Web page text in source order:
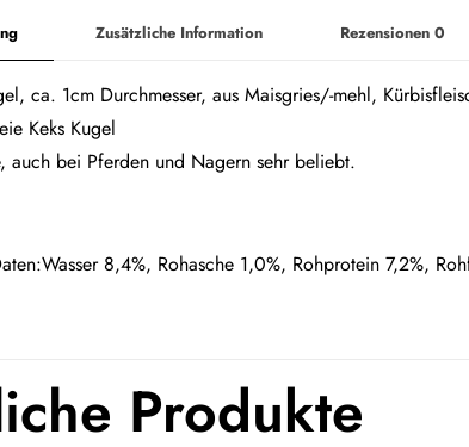
Zusätzliche Information Rezensionen 0
ca. 1cm Durchmesser, aus Maisgries/-mehl,
Keks Kugel
auch bei Pferden und Nagern sehr beliebt.
8,4%, Rohasche 1,0%, Rohprotein 7,2%,
Produkte